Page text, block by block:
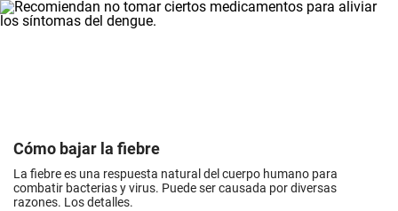
Cómo bajar la fiebre
La fiebre es una respuesta natural del cuerpo humano para
combatir bacterias y virus. Puede ser causada por diversas
razones. Los detalles.